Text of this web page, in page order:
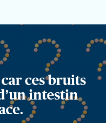
ces bruits
intestin